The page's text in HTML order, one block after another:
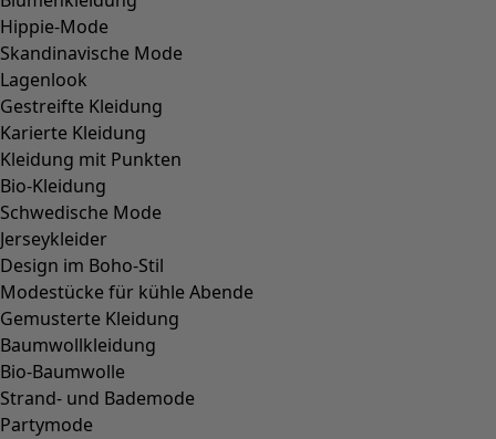
Hippie-Mode
Skandinavische Mode
Lagenlook
Gestreifte Kleidung
Karierte Kleidung
Kleidung mit Punkten
Bio-Kleidung
Schwedische Mode
Jerseykleider
Design im Boho-Stil
Modestücke für kühle Abende
Gemusterte Kleidung
Baumwollkleidung
Bio-Baumwolle
Strand- und Bademode
Partymode